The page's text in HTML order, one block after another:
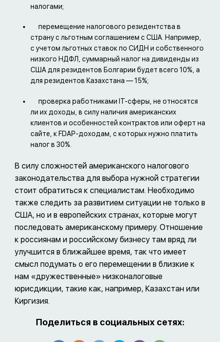
налогами;
перемещение налогового резидентства в
страну с льготным соглашением с США. Например,
с учетом льготных ставок по СИДН и собственного
низкого НДФЛ, суммарный налог на дивиденды из
США для резидентов Болгарии будет всего 10%, а
для резидентов Казахстана — 15%;
проверка работниками IT-сферы, не относятся
ли их доходы, в силу наличия американских
клиентов и особенностей контрактов или оферт на
сайте, к FDAP-доходам, с которых нужно платить
налог в 30%.
В силу сложностей американского налогового
законодательства для выбора нужной стратегии
стоит обратиться к специалистам. Необходимо
также следить за развитием ситуации не только в
США, но и в европейских странах, которые могут
последовать американскому примеру. Отношение
к россиянам и российскому бизнесу там вряд ли
улучшится в ближайшее время, так что имеет
смысл подумать о его перемещении в близкие к
нам «дружественные» низконалоговые
юрисдикции, такие как, например, Казахстан или
Киргизия.
Поделиться в социальных сетях: